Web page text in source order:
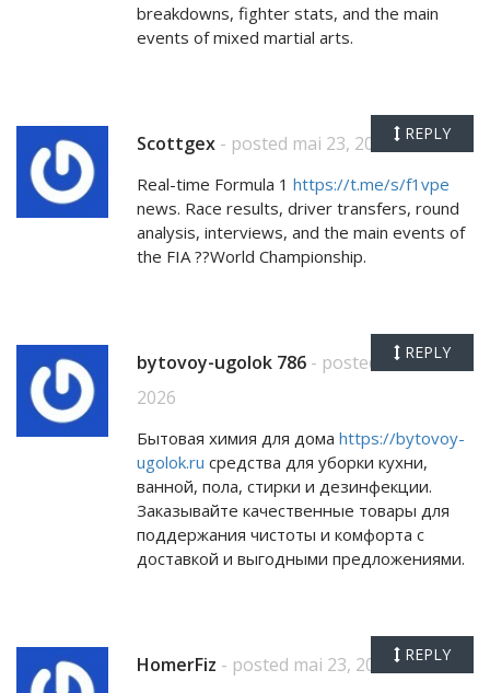
breakdowns, fighter stats, and the main
events of mixed martial arts.
Scottgex - posted mai 23, 2026
Real-time Formula 1 https://t.me/s/f1vpe
news. Race results, driver transfers, round
analysis, interviews, and the main events of
the FIA ??World Championship.
REPLY
bytovoy-ugolok 786 - posted mai 23,
2026
Бытовая химия для дома https://bytovoy-
ugolok.ru средства для уборки кухни,
ванной, пола, стирки и дезинфекции.
Заказывайте качественные товары для
поддержания чистоты и комфорта с
доставкой и выгодными предложениями.
REPLY
HomerFiz - posted mai 23, 2026 REPLY